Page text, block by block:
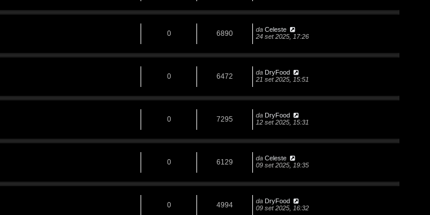
0 6890 da Celeste
24 set 2025, 17:26
0 6472 da DryFood
21 set 2025, 15:51
0 7295 da DryFood
12 set 2025, 15:31
0 6129 da Celeste
09 set 2025, 19:35
0 4994 da DryFood
09 set 2025, 16:32